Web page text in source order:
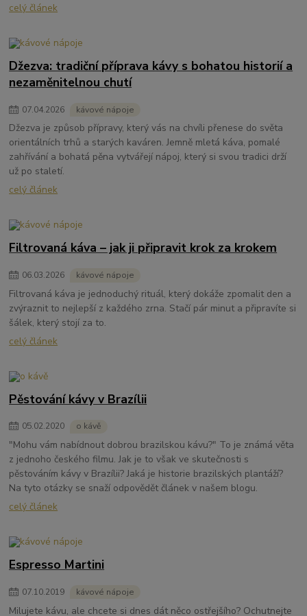
celý článek
Džezva: tradiční příprava kávy s bohatou historií a
nezaměnitelnou chutí
07.04.2026 kávové nápoje
Džezva je způsob přípravy, který vás na chvíli přenese do světa
orientálních trhů a starých kaváren. Jemně mletá káva, pomalé
zahřívání a bohatá pěna vytvářejí nápoj, který si svou tradici drží
už po staletí.
celý článek
Filtrovaná káva – jak ji připravit krok za krokem
06.03.2026 kávové nápoje
Filtrovaná káva je jednoduchý rituál, který dokáže zpomalit den a
zvýraznit to nejlepší z každého zrna. Stačí pár minut a připravíte si
šálek, který stojí za to.
celý článek
Pěstování kávy v Brazílii
05.02.2020 o kávě
"Mohu vám nabídnout dobrou brazilskou kávu?" To je známá věta
z jednoho českého filmu. Jak je to však ve skutečnosti s
pěstováním kávy v Brazílii? Jaká je historie brazilských plantáží?
Na tyto otázky se snaží odpovědět článek v našem blogu.
celý článek
Espresso Martini
07.10.2019 kávové nápoje
Milujete kávu, ale chcete si dnes dát něco ostřejšího? Ochutnejte